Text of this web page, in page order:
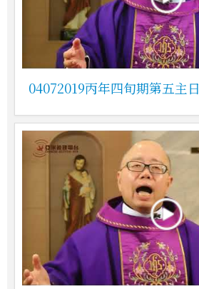
04072019丙年四旬期第五主日